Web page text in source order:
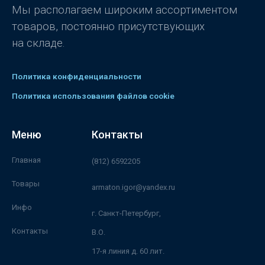
Мы располагаем широким ассортиментом
товаров, постоянно присутствующих
на складе.
Политика конфиденциальности
Политика использования файлов cookie
Меню
Главная
Товары
Инфо
Контакты
Контакты
(812) 6592205
armaton.igor@yandex.ru
г. Санкт-Петербург,
В.О.
17-я линия д. 60 лит.